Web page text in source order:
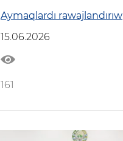
Aymaqlardı rawajlandırıw
15.06.2026
161